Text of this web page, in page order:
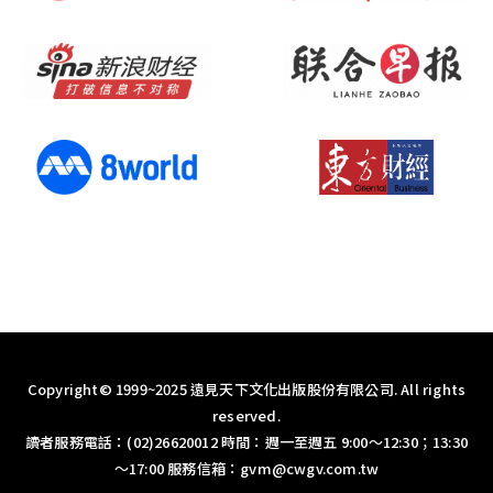
Copyright© 1999~2025 遠見天下文化出版股份有限公司. All rights
reserved.
讀者服務電話：(02)26620012 時間：週一至週五 9:00～12:30；13:30
～17:00 服務信箱： gvm@cwgv.com.tw